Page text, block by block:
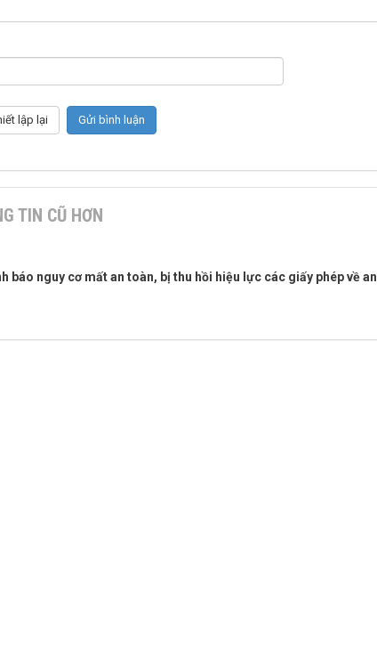
TIN CŨ HƠN
báo nguy cơ mất an toàn, bị thu hồi hiệu lực các giấy phép về an